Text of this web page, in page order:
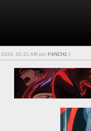
2024, 01:21 AM por P4NCH1 .)